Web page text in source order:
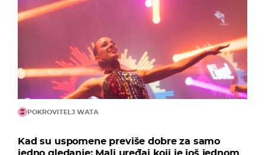
POKROVITELJ WATA
Kad su uspomene previše dobre za samo